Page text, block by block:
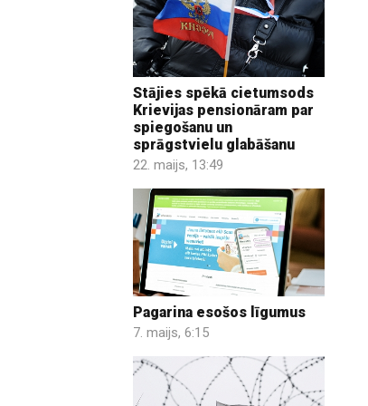
Stājies spēkā cietumsods
Krievijas pensionāram par
spiegošanu un
sprāgstvielu glabāšanu
22. maijs, 13:49
Pagarina esošos līgumus
7. maijs, 6:15